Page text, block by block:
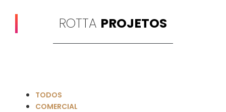
ROTTA PROJETOS
TODOS
COMERCIAL